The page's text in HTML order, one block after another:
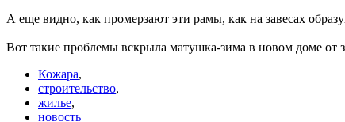
А еще видно, как промерзают эти рамы, как на завесах
Вот такие проблемы вскрыла матушка-зима в новом доме от
Кожара,
строительство,
жилье,
новость